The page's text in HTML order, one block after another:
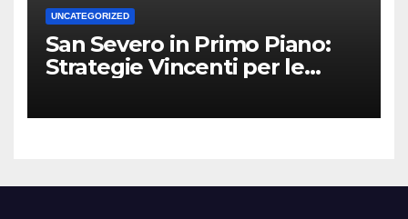
UNCATEGORIZED
San Severo in Primo Piano:
Strategie Vincenti per le
Territorio